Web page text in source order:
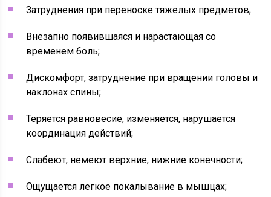
Затруднения при переноске тяжелых предметов;
Внезапно появившаяся и нарастающая со
временем боль;
Дискомфорт, затруднение при вращении головы и
наклонах спины;
Теряется равновесие, изменяется, нарушается
координация действий;
Слабеют, немеют верхние, нижние конечности;
Ощущается легкое покалывание в мышцах;